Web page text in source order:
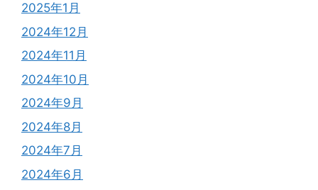
2025年1月
2024年12月
2024年11月
2024年10月
2024年9月
2024年8月
2024年7月
2024年6月